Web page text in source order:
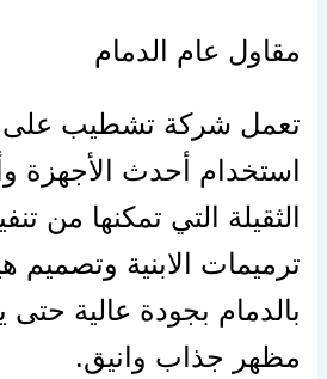
مقاول عام الدمام
تعمل شركة تشطيب على
استخدام أحدث الأجهزة
الثقيلة التي تمكنها من
ترميمات الابنية وتصميم
بالدمام بجودة عالية حتى
مظهر جذاب وانيق.